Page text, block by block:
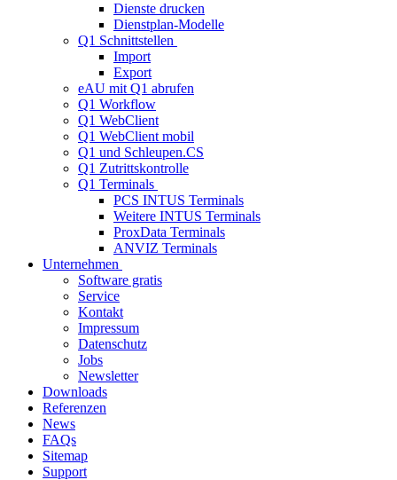
Dienste drucken
Dienstplan-Modelle
Q1 Schnittstellen
Import
Export
eAU mit Q1 abrufen
Q1 Workflow
Q1 WebClient
Q1 WebClient mobil
Q1 und Schleupen.CS
Q1 Zutrittskontrolle
Q1 Terminals
PCS INTUS Terminals
Weitere INTUS Terminals
ProxData Terminals
ANVIZ Terminals
Unternehmen
Software gratis
Service
Kontakt
Impressum
Datenschutz
Jobs
Newsletter
Downloads
Referenzen
News
FAQs
Sitemap
Support